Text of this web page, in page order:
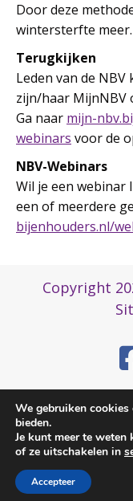
Door deze
wintersterfte meer.
Terugkijken
Leden van de
zijn/haar MijnNBV
Ga naar mijn-
webinars voor de
NBV-Webinars
Wil je een webinar
een of meerdere
bijenhouders.nl/
Copyright
We gebruiken cookies
bieden.
Je kunt meer te
of ze uitschakelen in
Accepteer